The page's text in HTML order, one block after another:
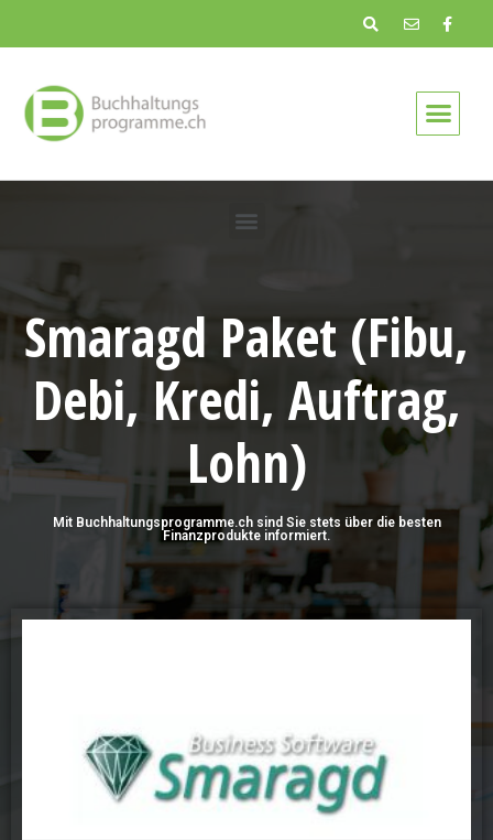
Smaragd Paket (Fibu,
Debi, Kredi, Auftrag,
Lohn)
Mit Buchhaltungsprogramme.ch sind Sie stets über die besten
Finanzprodukte informiert.